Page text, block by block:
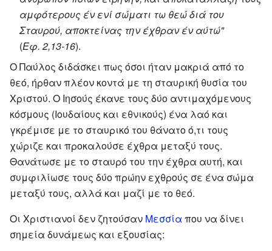
αμφότερους έν ενί σώματι τω θεώ διά του
Σταυρού, αποκτείνας την έχθραν έν αύτώ"
(Εφ. 2,13-16).
Ο Παύλος διδάσκει πως όσοι ήταν μακριά από το
θεό, ήρθαν πλέον κοντά με τη σταυρική θυσία του
Χριστού. Ο Ιησούς έκανε τους δύο αντιμαχόμενους
κόσμους (Ιουδαίους και εθνικούς) ένα λαό και
γκρέμισε με το σταυρικό του θάνατο ό,τι τους
χώριζε και προκαλούσε έχθρα μεταξύ τους.
Θανάτωσε με το σταυρό του την έχθρα αυτή, και
συμφιλίωσε τους δύο πρώην εχθρούς σε ένα σώμα
μεταξύ τους, αλλά και μαζί με το θεό.
Οι Χριστιανοί δεν ζητούσαν Μεσσία που να δίνει
σημεία δυνάμεως και εξουσίας: